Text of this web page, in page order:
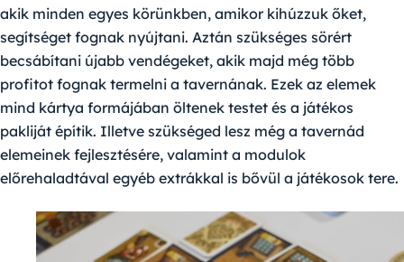
akik minden egyes körünkben, amikor kihúzzuk őket,
segítséget fognak nyújtani. Aztán szükséges sörért
becsábítani újabb vendégeket, akik majd még több
profitot fognak termelni a tavernának. Ezek az elemek
mind kártya formájában öltenek testet és a játékos
pakliját építik. Illetve szükséged lesz még a tavernád
elemeinek fejlesztésére, valamint a modulok
előrehaladtával egyéb extrákkal is bővül a játékosok tere.